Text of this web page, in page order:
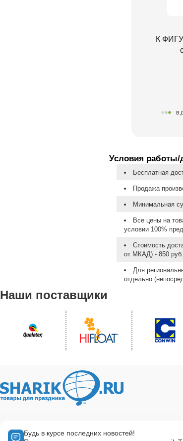
К
в
Условия работы/
Бесплатная
Продажа
Минимальная
Все цены на
условии 100%
Стоимость
от МКАД) - 850
Для
отдельно
Наши поставщики
Будь в курсе последних новостей!